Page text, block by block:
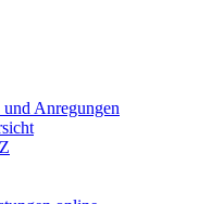
Anregungen